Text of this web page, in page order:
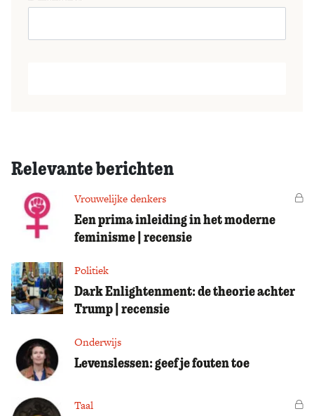
Relevante berichten
Vrouwelijke denkers
Een prima inleiding in het moderne
feminisme | recensie
Politiek
Dark Enlightenment: de theorie achter
Trump | recensie
Onderwijs
Levenslessen: geef je fouten toe
Taal